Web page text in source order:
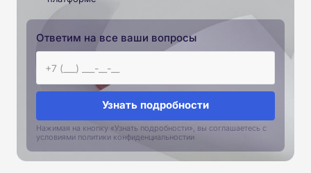
Ответим на все ваши вопросы
Узнать подробности
Нажимая на кнопку «Узнать подробности», вы соглашаетесь с
условиями политики конфиденциальностии